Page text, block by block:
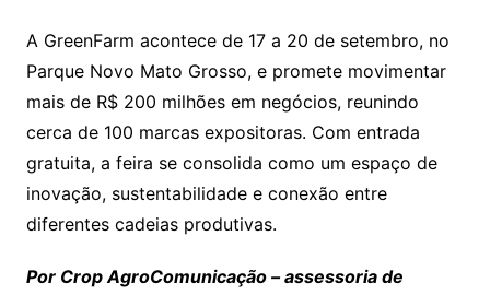
A GreenFarm acontece de 17 a 20 de setembro, no
Parque Novo Mato Grosso, e promete movimentar
mais de R$ 200 milhões em negócios, reunindo
cerca de 100 marcas expositoras. Com entrada
gratuita, a feira se consolida como um espaço de
inovação, sustentabilidade e conexão entre
diferentes cadeias produtivas.
Por Crop AgroComunicação – assessoria de